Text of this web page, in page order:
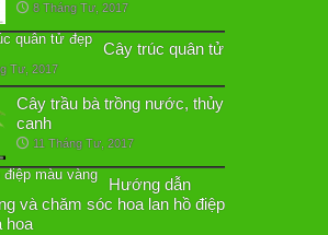
8 Tháng Tư, 2017
Cây trúc quân tử
Tư, 2017
Cây trầu bà trồng nước, thủy
canh
11 Tháng Tư, 2017
Hướng dẫn
và chăm sóc hoa lan hồ điệp
hoa